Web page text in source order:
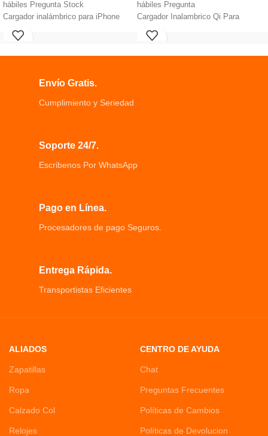
hábiles Pregunta Stock
Cargador inalámbrico para iPhone
Carga Magnética Nueva tecnología
magnética magnético
modelos iPhone 12 y iPhone 12 Pro
Diseñado para que puedas jugar
fácilmente juegos, ver películas y
inalámbricos de escritorio
hábiles Pregunta
Cargador Inalambrico Qi Para
Celular fantasy Eficiencia del
cargador
Envío Gratis.
Cumplimiento y Seriedad
Soporte 24/7.
Escribenos Por WhatsApp
Pago en Línea.
Procesadores de pago Seguros.
Entrega Rápida.
Transportistas Eficientes
ALIADOS
Zapatillas
Ropa
Calzado Col
Relojes
CENTRO DE AYUDA
Chat
Preguntas Frecuentes
Políticas de Cambios
Políticas de Devolucion